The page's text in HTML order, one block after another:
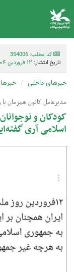
کد مطلب: 354006
تاریخ انتشار: ۱۲ فروردین ۱۴۰۴ - ۱۷:۰۲
خبرهای داخلی
مدیرعامل کانون همزمان با روز ۱۲
کودکان و
اسلامی آری